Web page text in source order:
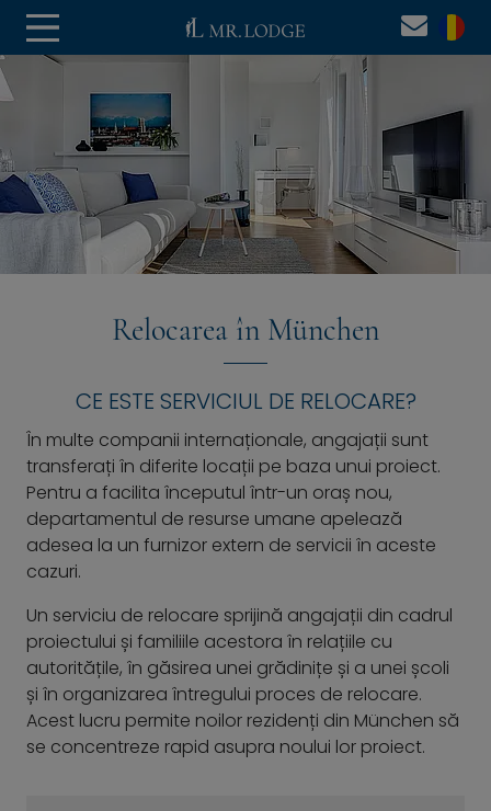
Relocarea în München
CE ESTE SERVICIUL DE RELOCARE?
În multe companii internaționale, angajații sunt
transferați în diferite locații pe baza unui proiect.
Pentru a facilita începutul într-un oraș nou,
departamentul de resurse umane apelează
adesea la un furnizor extern de servicii în aceste
cazuri.
Un serviciu de relocare sprijină angajații din cadrul
proiectului și familiile acestora în relațiile cu
autoritățile, în găsirea unei grădinițe și a unei școli
și în organizarea întregului proces de relocare.
Acest lucru permite noilor rezidenți din München să
se concentreze rapid asupra noului lor proiect.